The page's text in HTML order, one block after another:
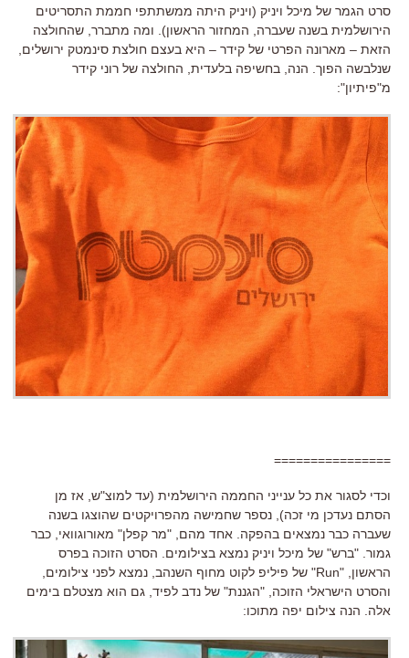
סרט הגמר של מיכל ויניק (ויניק היתה ממשתתפי חממת התסריטים
הירושלמית בשנה שעברה, המחזור הראשון). ומה מתברר, שהחולצה
הזאת – מארונה הפרטי של קידר – היא בעצם חולצת סינמטק ירושלים,
שנלבשה הפוך. הנה, בחשיפה בלעדית, החולצה של רוני קידר
מ"פיתיון":
================
וכדי לסגור את כל ענייני החממה הירושלמית (עד למוצ"ש, אז מן
הסתם נעדכן מי זכה), נספר שחמישה מהפרויקטים שהוצגו בשנה
שעברה כבר נמצאים בהפקה. אחד מהם, "מר קפלן" מאורוגוואי, כבר
גמור. "ברש" של מיכל ויניק נמצא בצילומים. הסרט הזוכה בפרס
הראשון, "Run" של פיליפ לקוט מחוף השנהב, נמצא לפני צילומים,
והסרט הישראלי הזוכה, "הגננת" של נדב לפיד, גם הוא מצטלם בימים
אלה. הנה צילום יפה מתוכו: